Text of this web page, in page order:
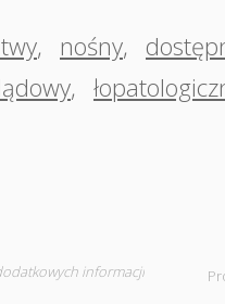
, nośny,
,
informacji